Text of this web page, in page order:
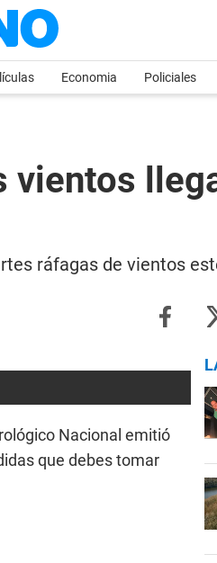
Economia Policiales
ráfagas de vientos
Nacional emitió
que debes tomar